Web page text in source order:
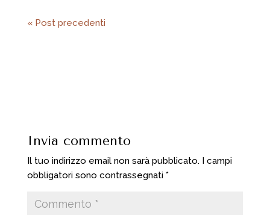
« Post precedenti
Invia commento
Il tuo indirizzo email non sarà pubblicato.
I campi
obbligatori sono contrassegnati *